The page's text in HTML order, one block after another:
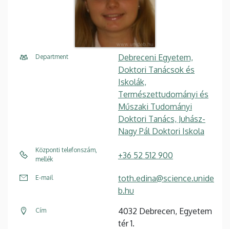
Department
Debreceni Egyetem,
Doktori Tanácsok és
Iskolák,
Természettudományi és
Műszaki Tudományi
Doktori Tanács, Juhász-
Nagy Pál Doktori Iskola
Központi telefonszám,
mellék
+36 52 512 900
E-mail
toth.edina@science.unide
b.hu
Cím
4032 Debrecen, Egyetem
tér 1.